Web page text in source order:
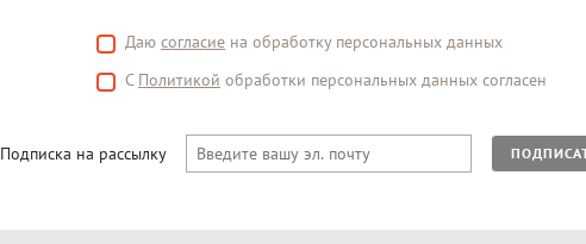
Даю согласие на обработку персональных данных
С Политикой обработки персональных данных согласен
Подписка на рассылку